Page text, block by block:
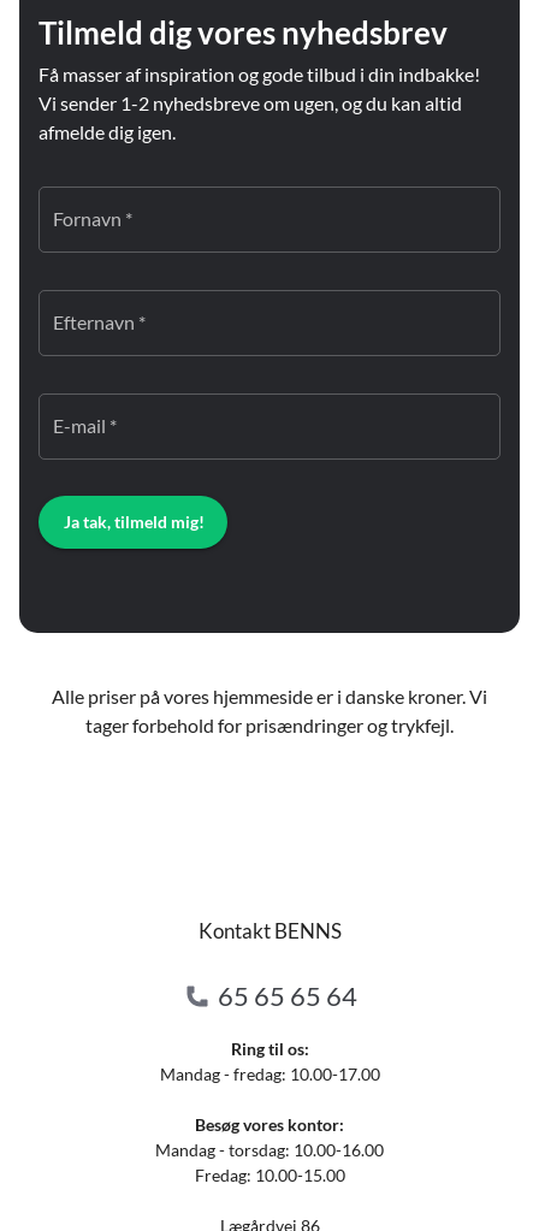
Tilmeld dig vores nyhedsbrev
Få masser af inspiration og gode tilbud i din indbakke!
Vi sender 1-2 nyhedsbreve om ugen, og du kan altid
afmelde dig igen.
Fornavn *
Efternavn *
E-mail *
Ja tak, tilmeld mig!
Alle priser på vores hjemmeside er i danske kroner. Vi
tager forbehold for prisændringer og trykfejl.
Kontakt BENNS
65 65 65 64
Ring til os:
Mandag - fredag: 10.00-17.00
Besøg vores kontor:
Mandag - torsdag: 10.00-16.00
Fredag: 10.00-15.00
Lægårdvej 86